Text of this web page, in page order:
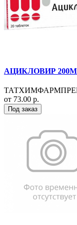
АЦИКЛОВИР
от 73.00 р.
Под заказ